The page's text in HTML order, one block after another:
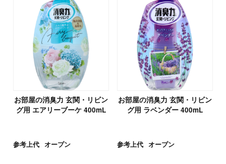
お部屋の消臭力 玄関・リビン
グ用 エアリーブーケ 400mL
参考上代 オープン
お部屋の消臭力 玄関・リビン
グ用 ラベンダー 400mL
参考上代 オープン